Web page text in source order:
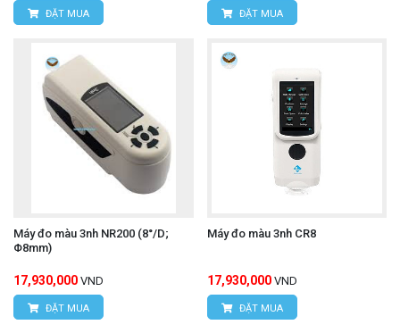
ĐẶT MUA ĐẶT MUA
Máy đo màu 3nh NR200 (8°/D;
Φ8mm)
17,930,000 VND
ĐẶT MUA
Máy đo màu 3nh CR8
17,930,000 VND
ĐẶT MUA